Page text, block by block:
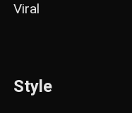
Viral
Style